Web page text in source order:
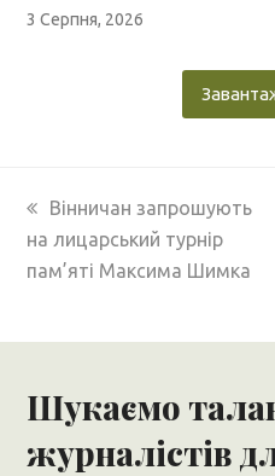
3 Серпня, 2026
previous
post:
Вінничан запрошують
на лицарський турнір
пам’яті Максима Шимка
Шукаємо
журналістів